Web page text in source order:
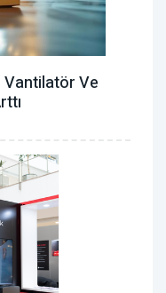
Vantilatör ‎ve